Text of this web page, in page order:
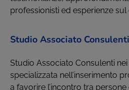
professionisti ed esperienze sul
Studio Associato
Studio Associato Consulenti
specializzata nell’inserimento
a favorire l’incontro tra